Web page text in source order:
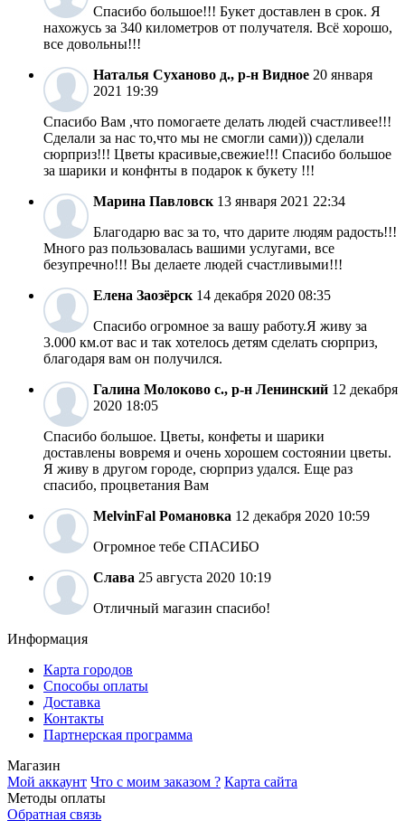
Спасибо большое!!! Букет доставлен в срок. Я
нахожусь за 340 километров от получателя. Всё хорошо,
все довольны!!!
Наталья Суханово д., р-н Видное 20 января
2021 19:39
Спасибо Вам ,что помогаете делать людей счастливее!!!
Сделали за нас то,что мы не смогли сами))) сделали
сюрприз!!! Цветы красивые,свежие!!! Спасибо большое
за шарики и конфнты в подарок к букету !!!
Марина Павловск 13 января 2021 22:34
Благодарю вас за то, что дарите людям радость!!!
Много раз пользовалась вашими услугами, все
безупречно!!! Вы делаете людей счастливыми!!!
Елена Заозёрск 14 декабря 2020 08:35
Спасибо огромное за вашу работу.Я живу за
3.000 км.от вас и так хотелось детям сделать сюрприз,
благодаря вам он получился.
Галина Молоково с., р-н Ленинский 12 декабря
2020 18:05
Спасибо большое. Цветы, конфеты и шарики
доставлены вовремя и очень хорошем состоянии цветы.
Я живу в другом городе, сюрприз удался. Еще раз
спасибо, процветания Вам
MelvinFal Романовка 12 декабря 2020 10:59
Огромное тебе СПАСИБО
Слава 25 августа 2020 10:19
Отличный магазин спасибо!
Информация
Карта городов
Способы оплаты
Доставка
Контакты
Партнерская программа
Магазин
Мой аккаунт Что с моим заказом ? Карта сайта
Методы оплаты
Обратная связь